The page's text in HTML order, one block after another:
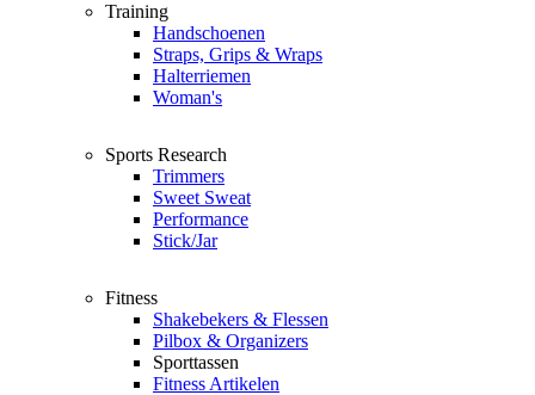
Training
Handschoenen
Straps, Grips & Wraps
Halterriemen
Woman's
Sports Research
Trimmers
Sweet Sweat
Performance
Stick/Jar
Fitness
Shakebekers & Flessen
Pilbox & Organizers
Sporttassen
Fitness Artikelen